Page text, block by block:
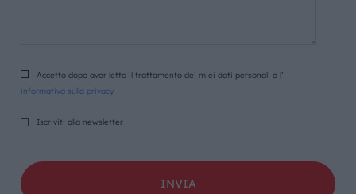
Accetto dopo aver letto il trattamento dei miei dati personali e l’
informativa sulla privacy
Iscriviti alla newsletter